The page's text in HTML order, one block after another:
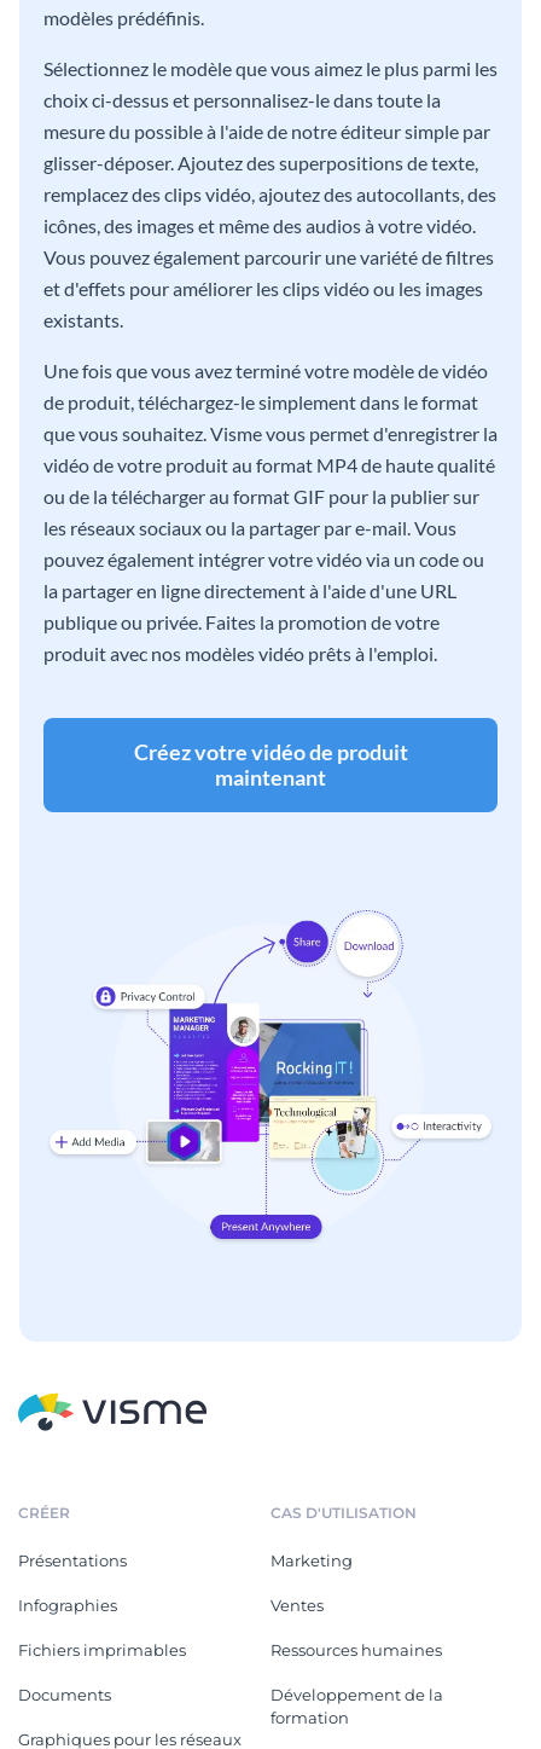
modèles prédéfinis.
Sélectionnez le modèle que vous aimez le plus parmi les
choix ci-dessus et personnalisez-le dans toute la
mesure du possible à l'aide de notre éditeur simple par
glisser-déposer. Ajoutez des superpositions de texte,
remplacez des clips vidéo, ajoutez des autocollants, des
icônes, des images et même des audios à votre vidéo.
Vous pouvez également parcourir une variété de filtres
et d'effets pour améliorer les clips vidéo ou les images
existants.
Une fois que vous avez terminé votre modèle de vidéo
de produit, téléchargez-le simplement dans le format
que vous souhaitez. Visme vous permet d'enregistrer la
vidéo de votre produit au format MP4 de haute qualité
ou de la télécharger au format GIF pour la publier sur
les réseaux sociaux ou la partager par e-mail. Vous
pouvez également intégrer votre vidéo via un code ou
la partager en ligne directement à l'aide d'une URL
publique ou privée. Faites la promotion de votre
produit avec nos modèles vidéo prêts à l'emploi.
Créez votre vidéo de produit
maintenant
CRÉER
Présentations
Infographies
Fichiers imprimables
Documents
Graphiques pour les réseaux
CAS D'UTILISATION
Marketing
Ventes
Ressources humaines
Développement de la
formation